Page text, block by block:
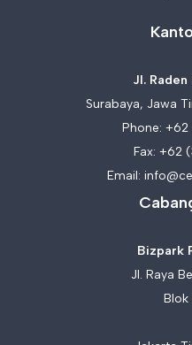
Jl. Raden
Surabaya, Jawa
Phone: +62
Fax: +62
Email:
Bizpark
Jl. Raya
Blok